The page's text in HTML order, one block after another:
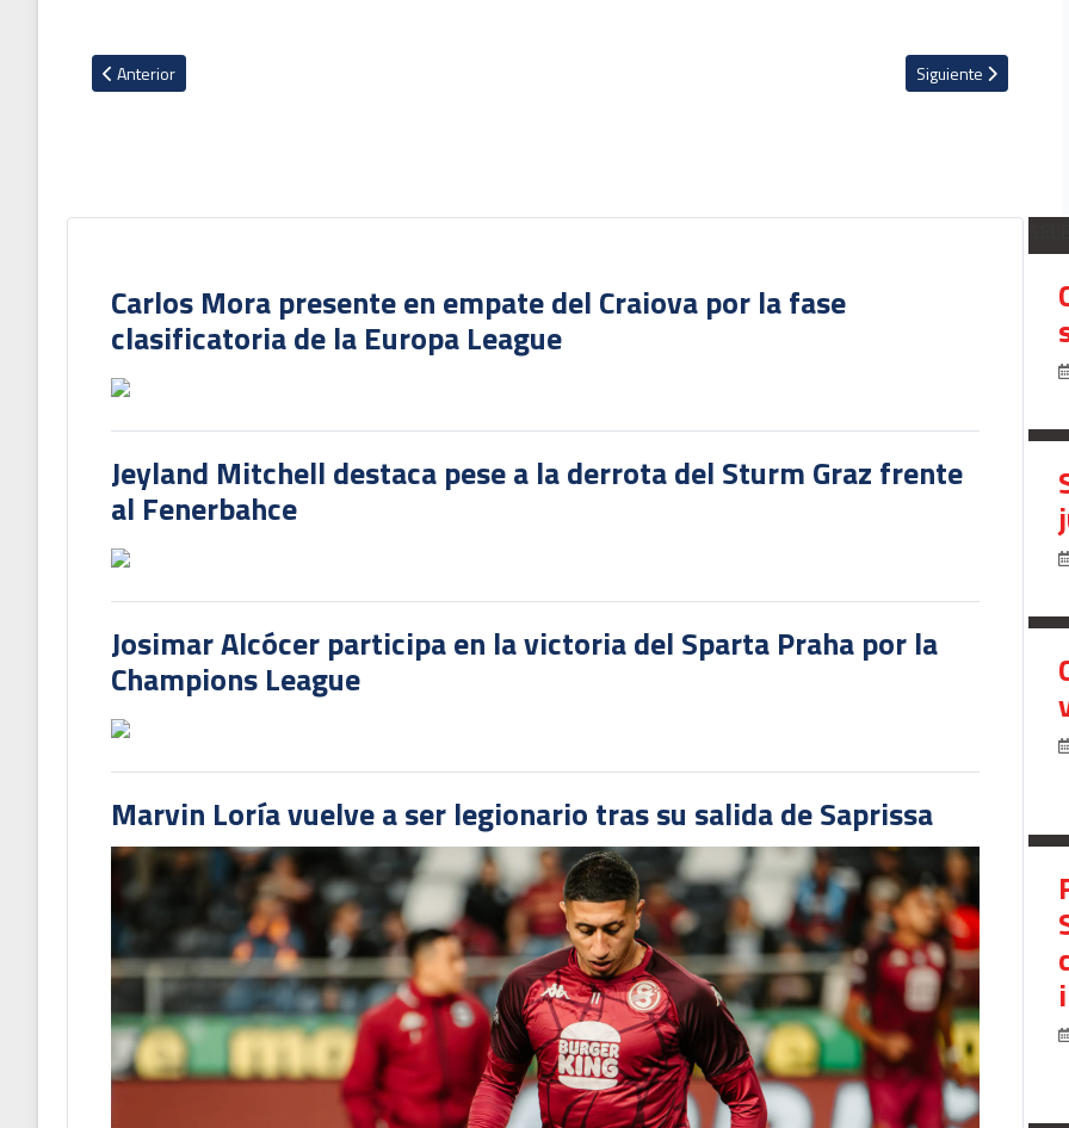
Artículo anterior: Acción de los Legionarios
Anterior Artículo siguiente:
Siguiente
Carlos Mora presente en empate del Craiova por la fase
clasificatoria de la Europa League
Jeyland Mitchell destaca pese a la derrota del Sturm Graz frente
al Fenerbahce
Josimar Alcócer participa en la victoria del Sparta Praha por la
Champions League
Marvin Loría vuelve a ser legionario tras su salida de Saprissa